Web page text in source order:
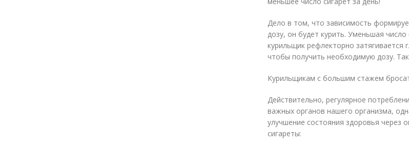
Дело в том, что зависимость
дозу, он будет курить. Уменьшая число
курильщик рефлекторно
чтобы получить необходимую дозу.
Курильщикам с большим стажем
Действительно, регулярное
важных органов нашего организма,
улучшение состояния здоровья через
сигареты: